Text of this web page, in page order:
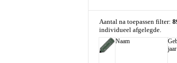
Aantal na toepassen filter:
individueel afgelegde.
Naam
jaar